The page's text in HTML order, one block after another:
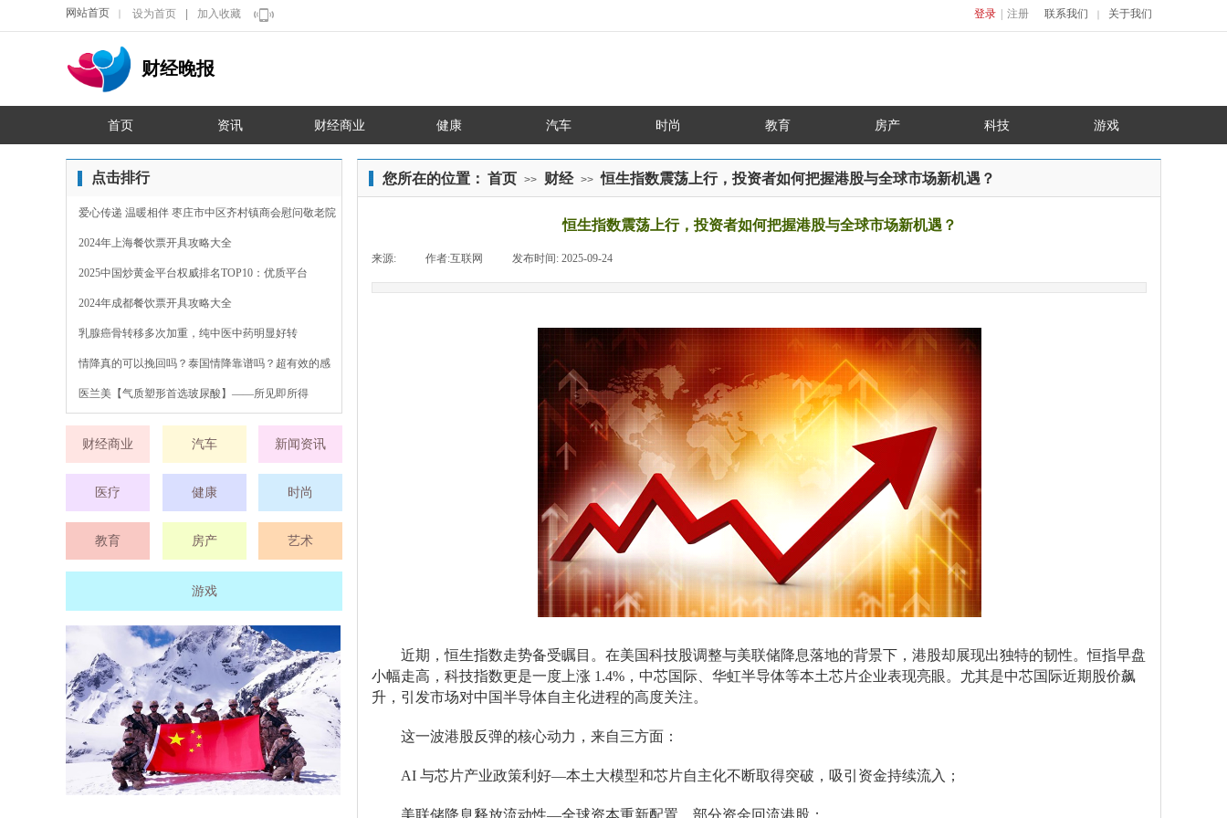
登录 注册
网站首页 设为首页 加入收藏 联系我们 关于我们
财经晚报
首页 资讯 财经商业 健康 汽车 时尚 教育 房产 科技 游戏
点击排行 您所在的位置： 首页 >> 财经 >> 恒生指数震荡上行，投资者如何把握港股与全球市场新机遇？
恒生指数震荡上行，投资者如何把握港股与全球市场新机遇？
来源: 作者:互联网 发布时间: 2025-09-24
近期，恒生指数走势备受瞩目。在美国科技股调整与美联储降息落地的背景下，港股却展现出独特的韧性。恒指早盘
小幅走高，科技指数更是一度上涨 1.4%，中芯国际、华虹半导体等本土芯片企业表现亮眼。尤其是中芯国际近期股价飙
升，引发市场对中国半导体自主化进程的高度关注。
这一波港股反弹的核心动力，来自三方面：
AI 与芯片产业政策利好—本土大模型和芯片自主化不断取得突破，吸引资金持续流入；
美联储降息释放流动性—全球资本重新配置，部分资金回流港股；
爱心传递 温暖相伴 枣庄市中区齐村镇商会慰问敬老院
2024年上海餐饮票开具攻略大全
2025中国炒黄金平台权威排名TOP10：优质平台
2024年成都餐饮票开具攻略大全
乳腺癌骨转移多次加重，纯中医中药明显好转
情降真的可以挽回吗？泰国情降靠谱吗？超有效的感
情裂
医兰美【气质塑形首选玻尿酸】——所见即所得
财经商业 新闻资讯
汽车
健康
医疗 时尚
教育 房产 艺术
游戏